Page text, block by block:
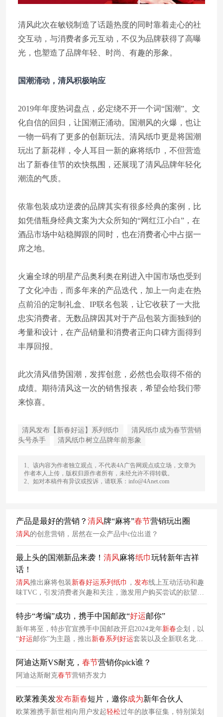
清风此次在敏锐制造了话题热度的同时靠着走心的社
交互动，与消费者多元互动，不仅为品牌获得了高曝
光，也塑造了品牌年轻、时尚、有趣的形象。
国潮涌动，清风积极响应
2019年年度热词盘点，必定绕不开一个词“国潮”。文
化自信的回归，让国潮正涌动。国潮风的火爆，也让
一物一码有了更多的创新玩法。清风纸巾更是将国潮
玩出了新花样，令人耳目一新的麻将纸巾，不但营造
出了新春佳节的欢快氛围，还展现了清风品牌年轻化
潮流的气质。
依靠包装成功逆袭的品牌其实有很多经典的案例，比
如凭借瓶身经典文案为大众所知的“网红江小白”，在
酒品市场中站稳脚跟的同时，也在消费者心中占据一
席之地。
火遍全球的明星产品奥利奥在刚进入中国市场也受到
了文化冲击，而多年来的产品迭代，加上一向走在热
点前沿的定制礼盒、IP联名包装，让它收获了一大批
忠实消费者。无数品牌因其对于产品包装方面独到的
考量和设计，在产品销量和消费者正向口碑方面得到
丰厚回报。
此次清风借势国潮，发挥创意，必然也会取得不俗的
成绩。期待清风这一次的销售报表，希望会给我们带
来惊喜。
清风发布【新春好运】系列纸巾
清风纸巾成为春节营销
头号杀手
清风纸巾树立品牌年前形象
1、该内容为作者独立观点，不代表4A广告网观点或立场，文章为
作者本人上传，版权归原作者所有，未经允许不得转载。
2、如对本稿件有异议或投诉，请联系：info@4Anet.com
产品是最好的营销？ 清风牌“麻将”春节营销玩出圈
清风的创意营销，居然在一众产品中c位出道？
最上头的国潮新品来袭！ 清风麻将纸巾玩转新年吉祥
话！
清风推出麻将包装新春好运 系列 纸巾 ， 发布线上互动活动和趣
味TVC，引发消费者兴趣和关注，激发用户购买尝试的欲望，
树立品牌年轻形象。
特步“考编”成功，携手中国邮政“好运邮你”
新年将至，特步官宣携手中国邮政开启2024龙年新春企划，以
“好运邮你”为主题，推出 新春 系列 好运套装以及全新联名龙年
定制邮票。
阿迪达斯VS耐克， 春节营销你pick谁？
阿迪达斯耐克春节营销齐发力
欧莱雅美发发布新春短片，邀你成为新年合伙人
欧莱雅携手新世相向用户发起轻松过年的故事征集，特别策划